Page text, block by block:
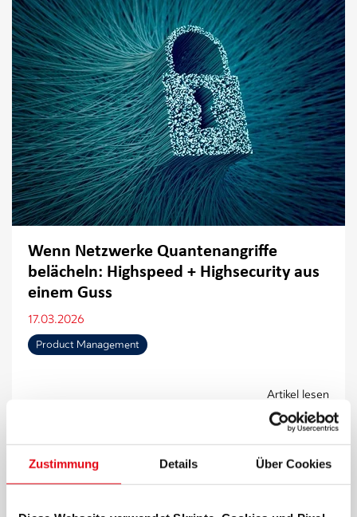
Zustimmung Details Über Cookies
Wenn Netzwerke Quantenangriffe
belächeln: Highspeed + Highsecurity aus
einem Guss
17.03.2026
Product Management
Artikel lesen